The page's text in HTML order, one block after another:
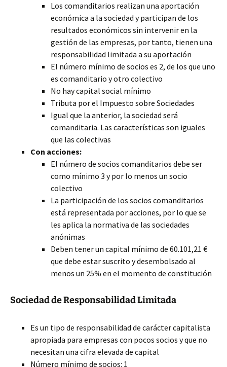
Los comanditarios realizan una aportación
económica a la sociedad y participan de los
resultados económicos sin intervenir en la
gestión de las empresas, por tanto, tienen una
responsabilidad limitada a su aportación
El número mínimo de socios es 2, de los que uno
es comanditario y otro colectivo
No hay capital social mínimo
Tributa por el Impuesto sobre Sociedades
Igual que la anterior, la sociedad será
comanditaria. Las características son iguales
que las colectivas
Con acciones:
El número de socios comanditarios debe ser
como mínimo 3 y por lo menos un socio
colectivo
La participación de los socios comanditarios
está representada por acciones, por lo que se
les aplica la normativa de las sociedades
anónimas
Deben tener un capital mínimo de 60.101,21 €
que debe estar suscrito y desembolsado al
menos un 25% en el momento de constitución
Sociedad de Responsabilidad Limitada
Es un tipo de responsabilidad de carácter capitalista
apropiada para empresas con pocos socios y que no
necesitan una cifra elevada de capital
Número mínimo de socios: 1